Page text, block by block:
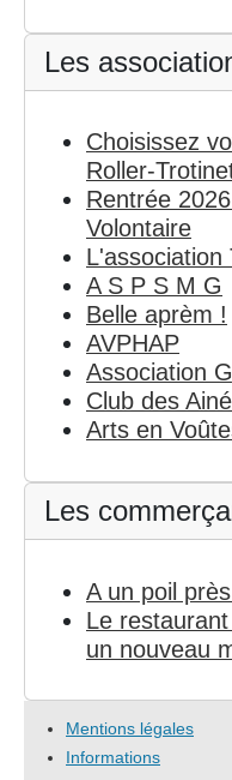
Les
Choisissez
Roller-
Rentrée
Volontaire
L'association
A S P S M G
Belle aprèm !
AVPHAP
Association
Club des
Arts en
Les
A un poil
Le
un nouveau
Mentions légales
Informations